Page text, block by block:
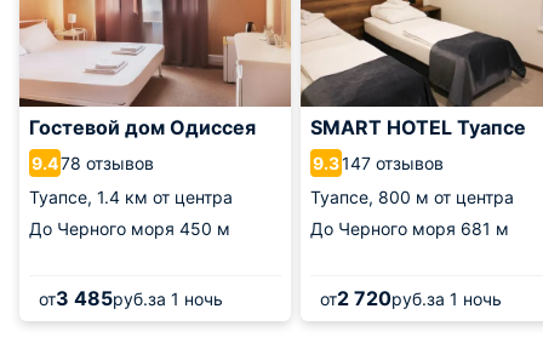
Гостевой дом Одиссея
9.478 отзывов
Туапсе, 1.4 км от центра
До Черного моря 450 м
от3 485руб.за 1 ночь
SMART HOTEL Туапсе
9.3147 отзывов
Туапсе, 800 м от центра
До Черного моря 681 м
от2 720руб.за 1 ночь